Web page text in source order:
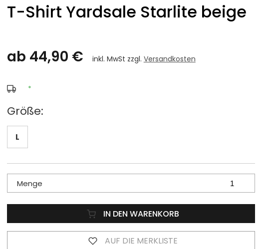
T-Shirt Yardsale Starlite beige
ab 44,90 € inkl. MwSt zzgl. Versandkosten
*
Größe:
L
Menge
IN DEN WARENKORB
AUF DIE MERKLISTE